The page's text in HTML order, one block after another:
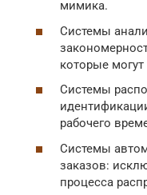
мимика.
Системы
которые
Системы
рабочего
Системы
заказов:
процесса